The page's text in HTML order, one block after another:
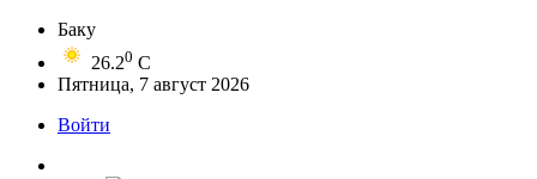
Баку
26.20 C
Пятница, 7 август 2026
Войти